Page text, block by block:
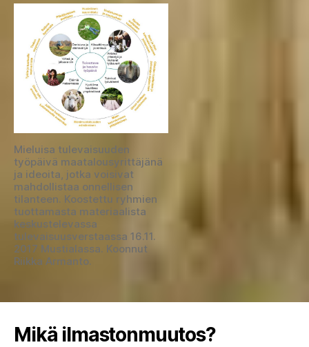
Mieluisa tulevaisuuden
työpäivä maatalousyrittäjänä
ja ideoita, jotka voisivat
mahdollistaa onnellisen
tilanteen. Koostettu ryhmien
tuottamasta materiaalista
keskustelevassa
tulevaisuusverstaassa 16.11.
2017 Mustialassa. Koonnut
Riikka Armanto.
Mikä ilmastonmuutos?